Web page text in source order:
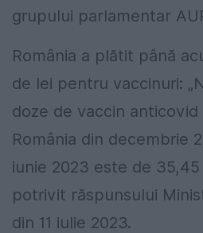
grupului parlamentar
România a plătit până
de lei pentru vaccinuri:
doze de vaccin
România din decembrie
iunie 2023 este de 35,45
potrivit răspunsului
din 11 iulie 2023.